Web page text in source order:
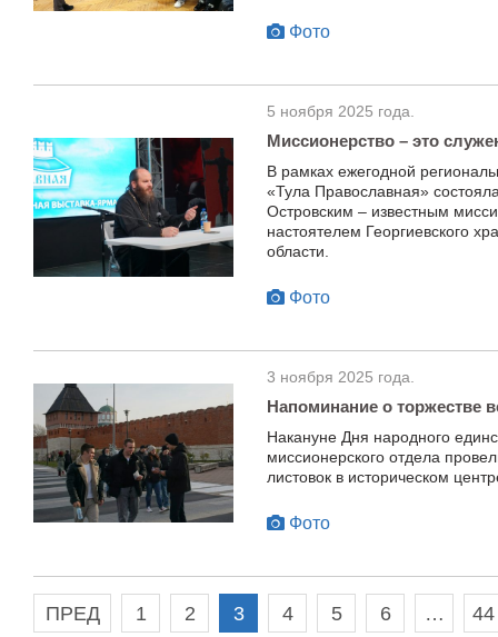
Фото
5 ноября 2025 года.
Миссионерство – это
В рамках ежегодной
«Тула Православная»
Островским – известным
настоятелем Георгиевского
области.
Фото
3 ноября 2025 года.
Напоминание о торжестве
Накануне Дня народного
миссионерского отдела
листовок в историческом
Фото
ПРЕД 1 2 3 4 5 6 … 44